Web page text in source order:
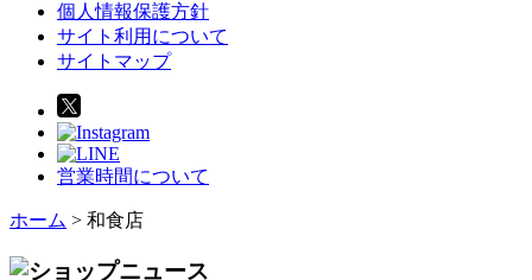
個人情報保護方針
サイト利用について
サイトマップ
営業時間について
ホーム > 和食店